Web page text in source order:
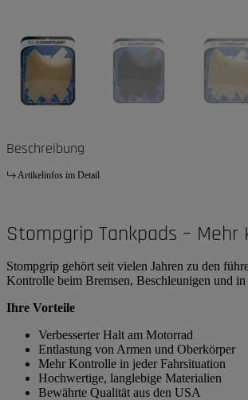
Beschreibung
Artikelinfos im Detail
Stompgrip Tankpads –
Stompgrip gehört seit vielen Jahren zu den
Kontrolle beim Bremsen, Beschleunigen und
Ihre Vorteile
Verbesserter Halt am Motorrad
Entlastung von Armen und Oberkörper
Mehr Kontrolle in jeder Fahrsituation
Hochwertige, langlebige Materialien
Bewährte Qualität aus den USA